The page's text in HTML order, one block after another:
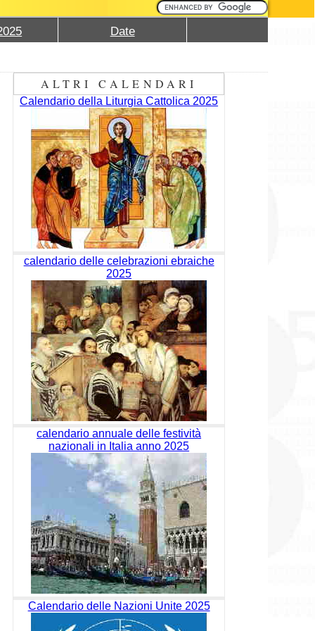
Date
ALTRI CALENDARI
Calendario della Liturgia Cattolica 2025
calendario delle celebrazioni ebraiche
2025
calendario annuale delle festività
nazionali in Italia anno 2025
Calendario delle Nazioni Unite 2025